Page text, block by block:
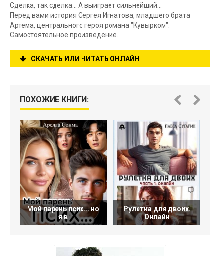
Сделка, так сделка... А выиграет сильнейший...
Перед вами история Сергея Игнатова, младшего брата
Артема, центрального героя романа "Кувырком".
Самостоятельное произведение.
СКАЧАТЬ ИЛИ ЧИТАТЬ ОНЛАЙН
ПОХОЖИЕ КНИГИ:
Мой парень псих... но
я в
Рулетка для двоих.
Онлайн